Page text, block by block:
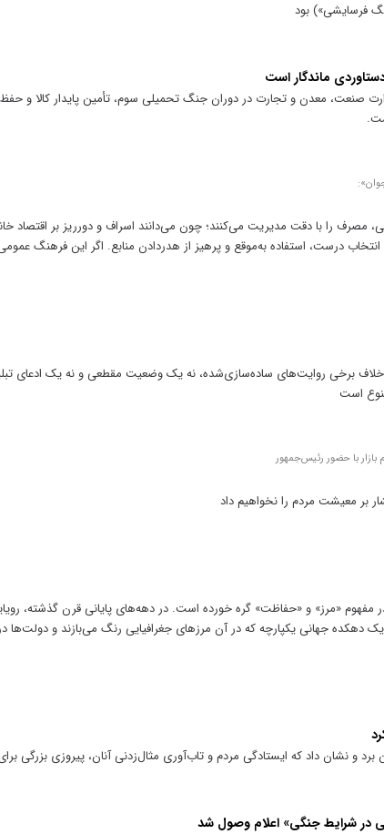
فرسایشی») بود
ماندگار است
صنعت، معدن و تجارت در دوران جنگ تحمیلی سوم، تأمین پایدار کالا و حفظ
مصرف را با دقت مدیریت می‌کنند؛ چون می‌دانند اسراف و دورریز بر اقتصاد
درست، استفاده به‌موقع و پرهیز از هدردادن منابع. اگر این فرهنگ
برخی روایت‌های ساده‌سازی‌شده، نه یک وضعیت مقطعی و نه یک ادعای
است
بازار با حضور رئیس‌جمهور
بر معیشت مردم را نخواهیم داد
مفهوم «مرز» و «حفاظت» گره خورده است. در دهه‌های پایانی قرن گذشته،
دهکده جهانی یکپارچه که در آن مرز‌های جغرافیایی رنگ می‌بازند و دولت‌ها
و نشان داد که ایستادگی مردم و تاب‌آوری مثال‌زدنی آنان، پیروزی بزرگی
در شرایط جنگی» اعلام وصول شد